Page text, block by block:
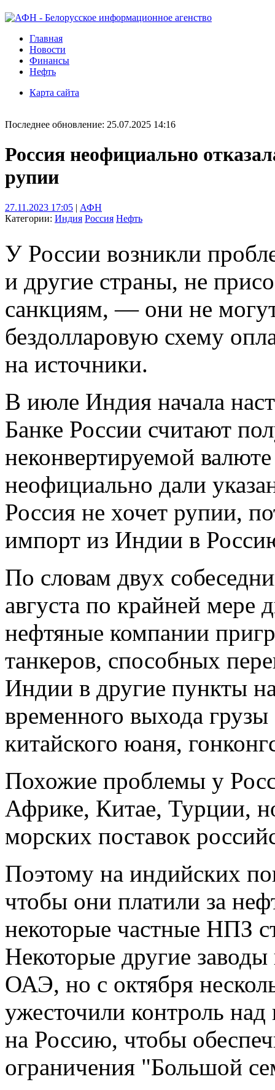
Главная
Новости
Финансы
Нефть
Карта сайта
Последнее обновление: 25.07.2025 14:16
Россия неофициально
рупии
27.11.2023 17:05 | АФН
Категории: Индия Россия Нефть
У России возникли
и другие страны, не
санкциям, — они не
бездолларовую схему
на источники.
В июле Индия начала
Банке России считают
неконвертируемой
неофициально дали
Россия не хочет рупии,
импорт из Индии в
По словам двух
августа по крайней мере
нефтяные компании
танкеров, способных
Индии в другие пункты
временного выхода
китайского юаня,
Похожие проблемы у
Африке, Китае, Турции,
морских поставок
Поэтому на индийских
чтобы они платили за
некоторые частные НПЗ
Некоторые другие
ОАЭ, но с октября
ужесточили контроль
на Россию, чтобы
ограничения "Большой